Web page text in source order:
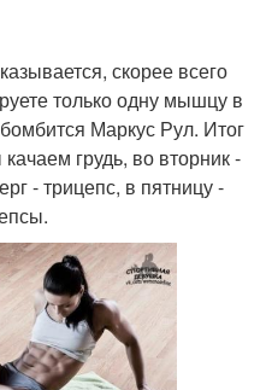
скорее всего
только одну мышцу в
Маркус Рул. Итог
грудь, во вторник -
- трицепс, в пятницу -